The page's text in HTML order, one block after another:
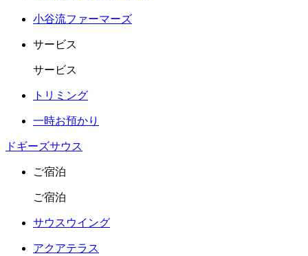
小谷流ファーマーズ
サービス
サービス
トリミング
一時お預かり
ドギーズサウス
ご宿泊
ご宿泊
サウスウイング
アクアテラス